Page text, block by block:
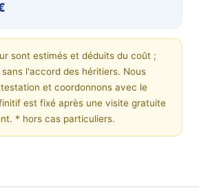
sont estimés et déduits du coût ;
l'accord des héritiers. Nous
et coordonnons avec le
est fixé après une visite gratuite
* hors cas particuliers.